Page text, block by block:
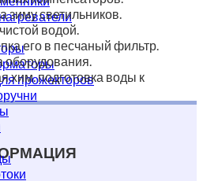
прожекторов
зиму светильников.
водой.
его в песчаный фильтр.
оборудования.
хим. подготовка воды к